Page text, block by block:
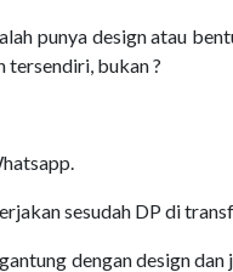
punya design atau
tersendiri, bukan ?
sesudah DP di
dengan design dan